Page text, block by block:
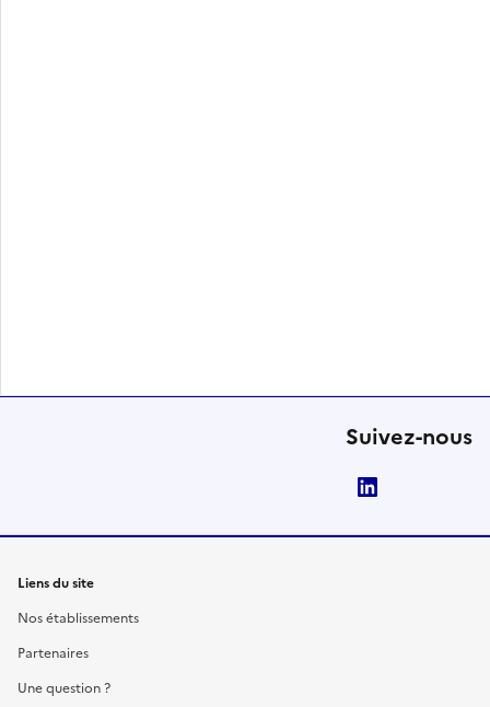
Suivez-nous
Liens du site
Nos établissements
Partenaires
Une question ?